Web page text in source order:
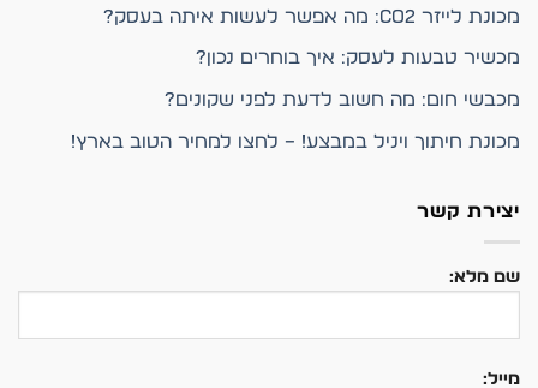
מכונת לייזר CO2: מה אפשר לעשות איתה בעסק?
מכשיר טבעות לעסק: איך בוחרים נכון?
מכבשי חום: מה חשוב לדעת לפני שקונים?
מכונת חיתוך ויניל במבצע! – לחצו למחיר הטוב בארץ!
יצירת קשר
שם מלא:
מייל: